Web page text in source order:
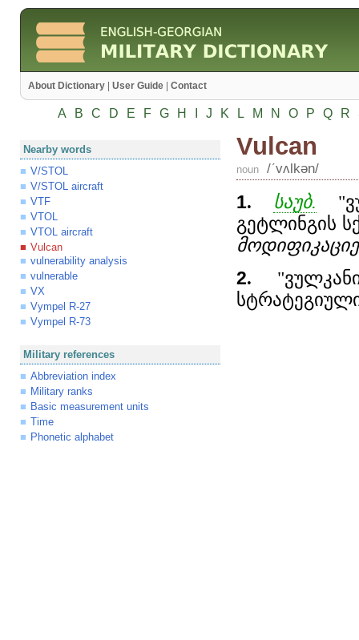
About Dictionary User Guide Contact
A B C D E F G H J K L M N O P Q R
Nearby words
V/STOL
V/STOL aircraft
VTF
VTOL
VTOL aircraft
Vulcan
vulnerability analysis
vulnerable
VX
Vympel R-27
Vympel R-73
Military references
Abbreviation index
Military ranks
Basic measurement units
Time
Phonetic alphabet
Vulcan
noun /ʹvʌlkən/
1. საუბ.
გეტლინგის
2.